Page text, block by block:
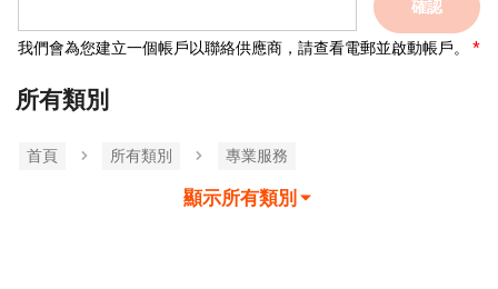
確認
我們會為您建立一個帳戶以聯絡供應商，請查看電郵並啟動帳戶。
所有類別
首頁 所有類別 專業服務
顯示所有類別